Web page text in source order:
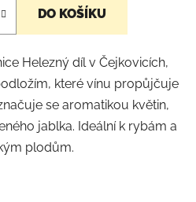
DO KOŠÍKU
Helezný díl v Čejkovicích,
které vínu propůjčuje
se aromatikou květin,
jablka. Ideální k rybám a
plodům.